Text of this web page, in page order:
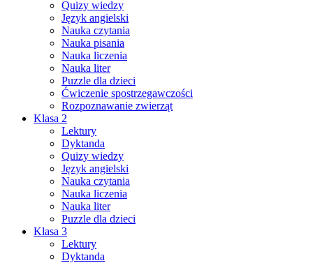
Quizy wiedzy
Język angielski
Nauka czytania
Nauka pisania
Nauka liczenia
Nauka liter
Puzzle dla dzieci
Ćwiczenie spostrzegawczości
Rozpoznawanie zwierząt
Klasa 2
Lektury
Dyktanda
Quizy wiedzy
Język angielski
Nauka czytania
Nauka liczenia
Nauka liter
Puzzle dla dzieci
Klasa 3
Lektury
Dyktanda